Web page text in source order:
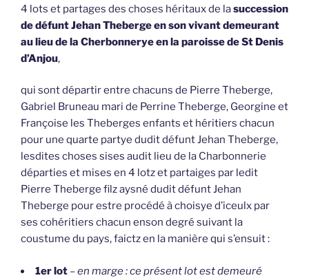
4 lots et partages des choses héritaux de lasuccession
de défunt Jehan Theberge en son vivant demeurant
au lieu de la Cherbonnerye en la paroisse de St Denis
d’Anjou,
qui sont départir entre chacuns de Pierre Theberge,
Gabriel Bruneau mari de Perrine Theberge, Georgine et
Françoise les Theberges enfants et héritiers chacun
pour une quarte partye dudit défunt Jehan Theberge,
lesdites choses sises audit lieu de la Charbonnerie
départies et mises en 4 lotz et partaiges par ledit
Pierre Theberge filz aysné dudit défunt Jehan
Theberge pour estre procédé à choisye d’iceulx par
ses cohéritiers chacun enson degré suivant la
coustume du pays, faictz en la manière qui s’ensuit :
1er lot –en marge : ce présent lot est demeuré